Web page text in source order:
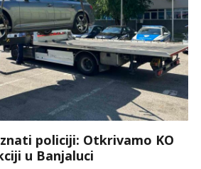
policiji: Otkrivamo KO
u Banjaluci